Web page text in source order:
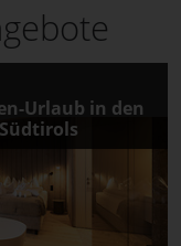
Urlaub in den